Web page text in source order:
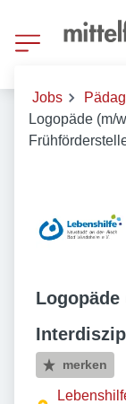
Jobs
Logopäde (m/
merken